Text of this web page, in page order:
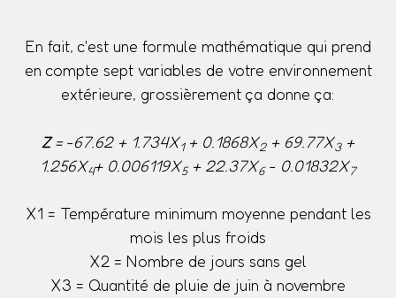
En fait, c'est une formule mathématique qui prend
en compte sept variables de votre environnement
extérieure, grossièrement ça donne ça:
Z= -67.62 + 1.734X1+ 0.1868X2+ 69.77X3+
1.256X4+ 0.006119X5+ 22.37X6- 0.01832X7
X1 = Température minimum moyenne pendant les
mois les plus froids
X2 = Nombre de jours sans gel
X3 = Quantité de pluie de juin à novembre